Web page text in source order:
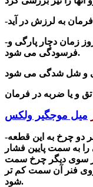
-گردگیر های دو سر میل موجگیر به مروز زمان دچار پارگی و
فرسودگی می شود.
و یا ضربه در فرمان
دو چرخ به این قطعه
را به سمت پایین فشار
از سوی دیگر چرخ سمت
روی فنر آن سمت کم تر
شود.